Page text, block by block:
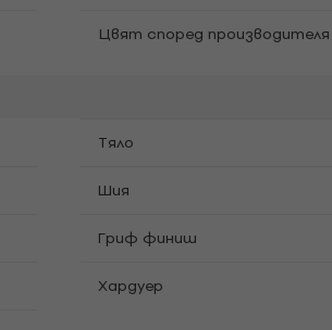
Цвят според производителя
Tяло
Шия
Гриф финиш
Хардуер